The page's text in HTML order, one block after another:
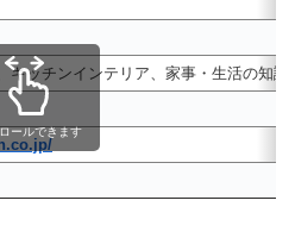
キッチンインテリア、家事・生活の知識
ールできます